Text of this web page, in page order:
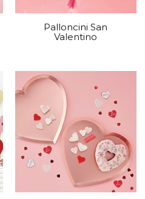
Palloncini San
Valentino